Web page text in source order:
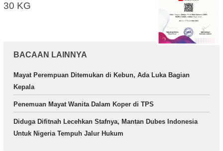
30 KG
BACAAN LAINNYA
Mayat Perempuan Ditemukan di Kebun, Ada Luka Bagian
Kepala
Penemuan Mayat Wanita Dalam Koper di TPS
Diduga Difitnah Lecehkan Stafnya, Mantan Dubes Indonesia
Untuk Nigeria Tempuh Jalur Hukum